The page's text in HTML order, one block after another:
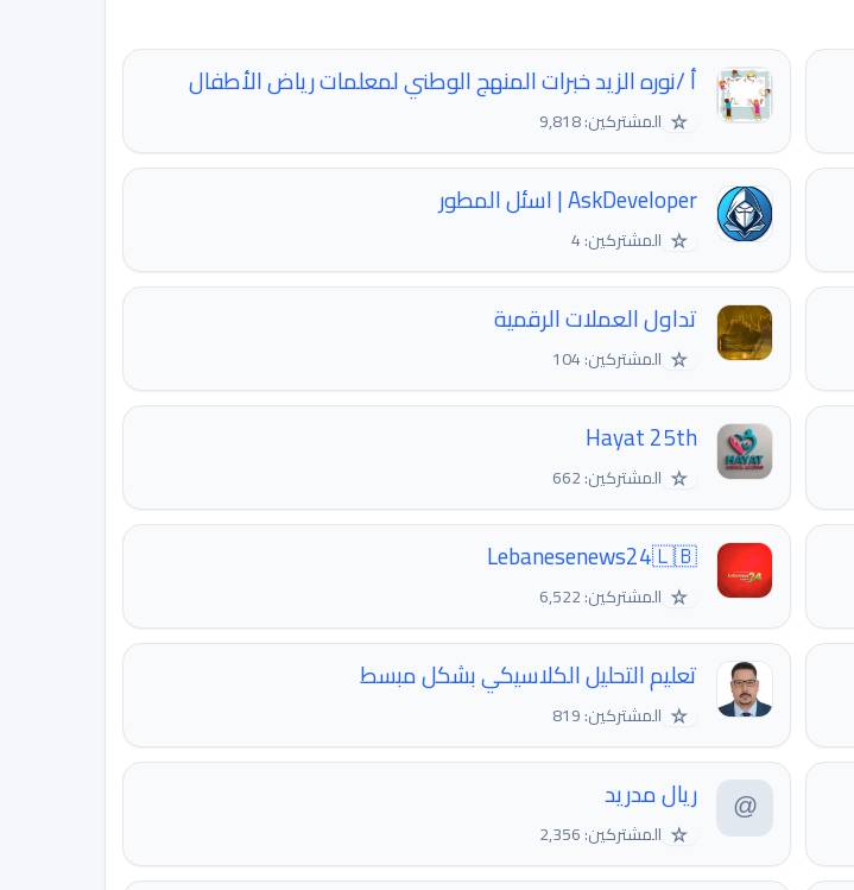
أ /نوره الزيد خبرات المنهج الوطني لمعلمات رياض الأطفال
☆ المشتركين: 9,818
AskDeveloper | اسئل المطور
☆ المشتركين: 4
تداول العملات الرقمية
☆ المشتركين: 104
Hayat 25th
☆ المشتركين: 662
Lebanesenews24🇱🇧
☆ المشتركين: 6,522
تعليم التحليل الكلاسيكي بشكل مبسط
☆ المشتركين: 819
ريال مدريد
☆ المشتركين: 2,356